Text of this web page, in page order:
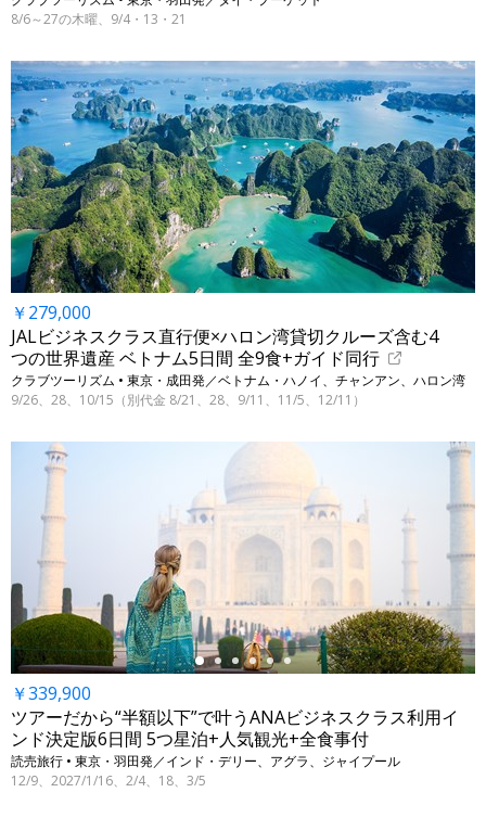
8/6～27の木曜、9/4・13・21
￥279,000
JALビジネスクラス直行便×ハロン湾貸切クルーズ含む4
つの世界遺産 ベトナム5日間 全9食+ガイド同行
クラブツーリズム • 東京・成田発／ベトナム・ハノイ、チャンアン、ハロン湾
9/26、28、10/15（別代金 8/21、28、9/11、11/5、12/11）
←
￥339,900
ツアーだから“半額以下”で叶うANAビジネスクラス利用イ
ンド決定版6日間 5つ星泊+人気観光+全食事付
読売旅行 • 東京・羽田発／インド・デリー、アグラ、ジャイプール
12/9、2027/1/16、2/4、18、3/5